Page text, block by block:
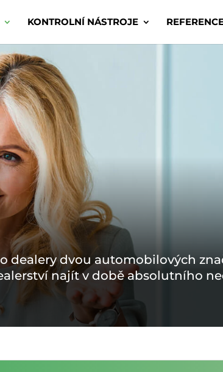
KONTROLNÍ NÁSTROJE
dealery dvou automobilových
najít v době absolutního